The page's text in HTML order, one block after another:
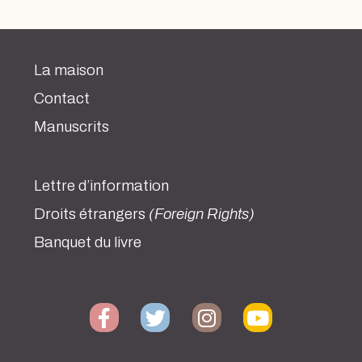
La maison
Contact
Manuscrits
Lettre d’information
Droits étrangers (Foreign Rights)
Banquet du livre